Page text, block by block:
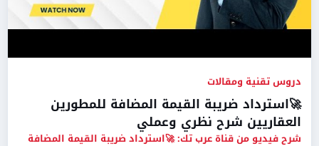
دروس تقنية ومقالات
🚀استرداد ضريبة القيمة المضافة للمطورين
العقاريين شرح نظري وعملي
شرح فيديو من قناة عرب تك: 🚀استرداد ضريبة القيمة المضافة